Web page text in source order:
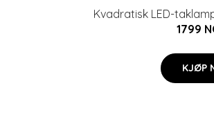
Kvadratisk LED-
1799
KJØP